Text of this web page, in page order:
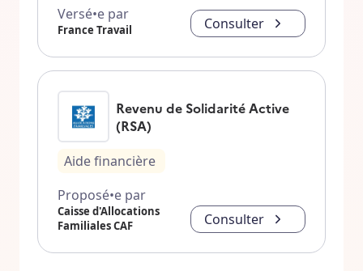
Versé•e par
France Travail Consulter
Revenu de Solidarité Active
(RSA)
Aide financière
Proposé•e par
Caisse d'Allocations
Familiales CAF
Consulter